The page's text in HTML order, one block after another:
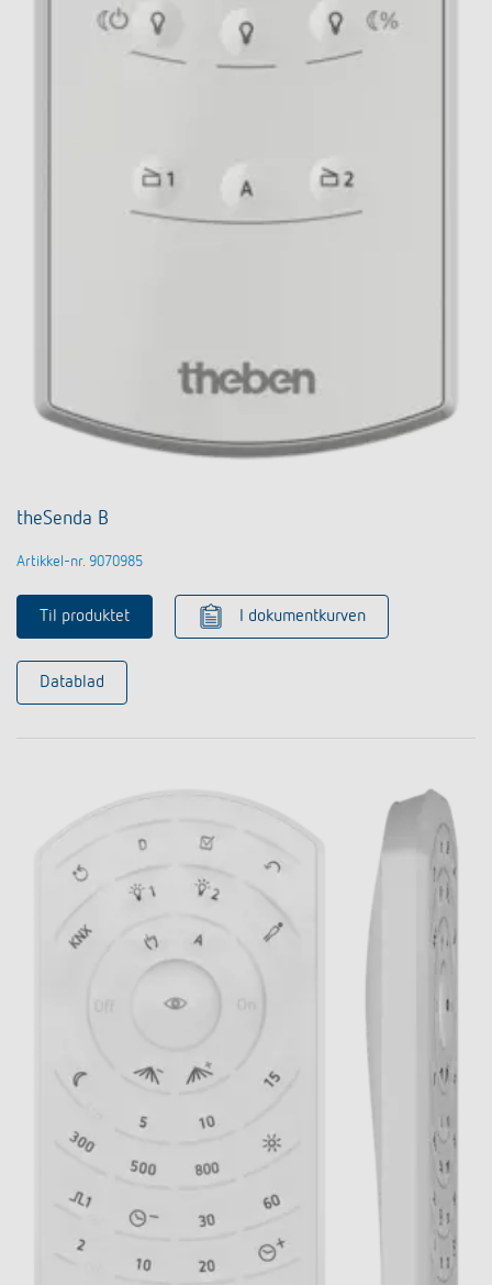
theSenda B
Artikkel-nr. 9070985
Til produktet I dokumentkurven
Datablad